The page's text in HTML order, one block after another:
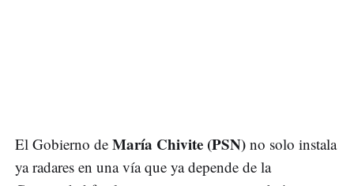
El Gobierno de María Chivite (PSN) no solo instala
ya radares en una vía que ya depende de la